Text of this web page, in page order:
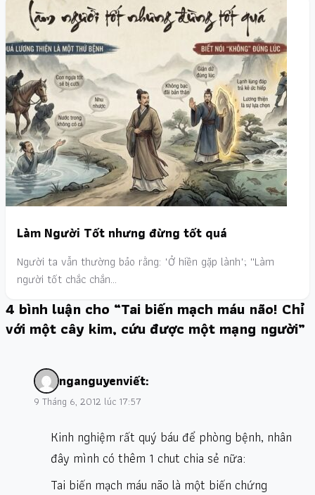
Làm Người Tốt nhưng đừng tốt quá
Người ta vẫn thường bảo rằng: "Ở hiền gặp lành"; ''Làm
người tốt chắc chắn…
4 bình luận cho “Tai biến mạch máu não! Chỉ
với một cây kim, cứu được một mạng người”
nganguyenviết:
9 Tháng 6, 2012 lúc 17:57
Kinh nghiệm rất quý báu để phòng bệnh, nhân
đây mình có thêm 1 chut chia sẻ nữa:
Tai biến mạch máu não là một biến chứng